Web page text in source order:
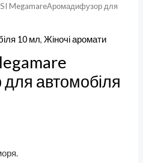
MegamareАромадифузор для
10 мл,Жіночі аромати
автомобіля